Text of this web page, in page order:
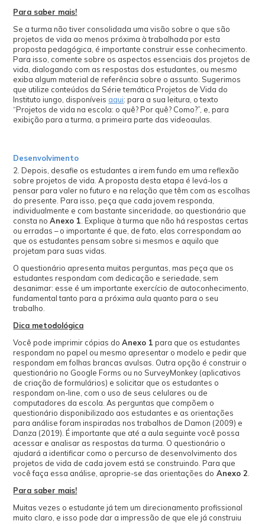
Para saber mais!
Se a turma não tiver consolidada uma visão sobre o que são
projetos de vida ao menos próxima à trabalhada por esta
proposta pedagógica, é importante construir esse conhecimento.
Para isso, comente sobre os aspectos essenciais dos projetos de
vida, dialogando com as respostas dos estudantes, ou mesmo
exiba algum material de referência sobre o assunto. Sugerimos
que utilize conteúdos da Série temática Projetos de Vida do
Instituto iungo, disponíveis aqui: para a sua leitura, o texto
“Projetos de vida na escola: o quê? Por quê? Como?”, e, para
exibição para a turma, a primeira parte das videoaulas.
Desenvolvimento
2. Depois, desafie os estudantes a irem fundo em uma reflexão
sobre projetos de vida. A proposta desta etapa é levá-los a
pensar para valer no futuro e na relação que têm com as escolhas
do presente. Para isso, peça que cada jovem responda,
individualmente e com bastante sinceridade, ao questionário que
consta noAnexo 1 . Explique à turma que não há respostas certas
ou erradas – o importante é que, de fato, elas correspondam ao
que os estudantes pensam sobre si mesmos e aquilo que
projetam para suas vidas.
O questionário apresenta muitas perguntas, mas peça que os
estudantes respondam com dedicação e seriedade, sem
desanimar: esse é um importante exercício de autoconhecimento,
fundamental tanto para a próxima aula quanto para o seu
trabalho.
Dica metodológica
Você pode imprimir cópias doAnexo 1 para que os estudantes
respondam no papel ou mesmo apresentar o modelo e pedir que
respondam em folhas brancas avulsas. Outra opção é construir o
questionário no Google Forms ou no SurveyMonkey (aplicativos
de criação de formulários) e solicitar que os estudantes o
respondam on-line, com o uso de seus celulares ou de
computadores da escola. As perguntas que compõem o
questionário disponibilizado aos estudantes e as orientações
para análise foram inspiradas nos trabalhos de Damon (2009) e
Danza (2019). É importante que até a aula seguinte você possa
acessar e analisar as respostas da turma. O questionário o
ajudará a identificar como o percurso de desenvolvimento dos
projetos de vida de cada jovem está se construindo. Para que
você faça essa análise, aproprie-se das orientações do Anexo 2
Para saber mais!
Muitas vezes o estudante já tem um direcionamento profissional
muito claro, e isso pode dar a impressão de que ele já construiu